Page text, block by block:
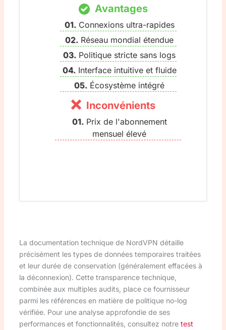
Avantages
Connexions ultra-rapides
Réseau mondial étendue
Politique stricte sans logs
Interface intuitive et fluide
Écosystème intégré
Inconvénients
Prix de l'abonnement
mensuel élevé
La documentation technique de NordVPN détaille
précisément les types de données temporaires traitées
et leur durée de conservation (généralement effacées à
la déconnexion). Cette transparence technique,
combinée aux multiples audits, place ce fournisseur
parmi les références en matière de politique no-log
vérifiée. Pour une analyse approfondie de ses
performances et fonctionnalités, consultez notre test